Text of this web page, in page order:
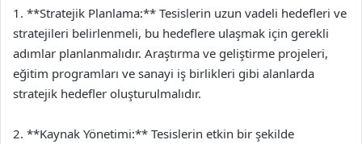
1. **Stratejik Planlama:** Tesislerin uzun vadeli hedefleri ve
stratejileri belirlenmeli, bu hedeflere ulaşmak için gerekli
adımlar planlanmalıdır. Araştırma ve geliştirme projeleri,
eğitim programları ve sanayi iş birlikleri gibi alanlarda
stratejik hedefler oluşturulmalıdır.
2. **Kaynak Yönetimi:** Tesislerin etkin bir şekilde